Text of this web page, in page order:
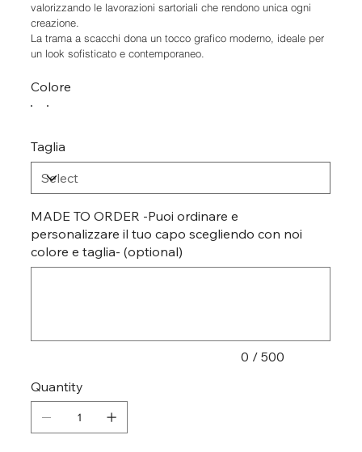
valorizzando le lavorazioni sartoriali che rendono unica ogni
creazione.
La trama a scacchi dona un tocco grafico moderno, ideale per
un look sofisticato e contemporaneo.
Colore
Taglia
MADE TO ORDER -Puoi ordinare e
personalizzare il tuo capo scegliendo con noi
colore e taglia- (optional)
0 / 500
Quantity